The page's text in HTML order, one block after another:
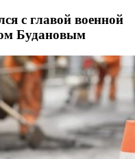
с главой военной
Будановым